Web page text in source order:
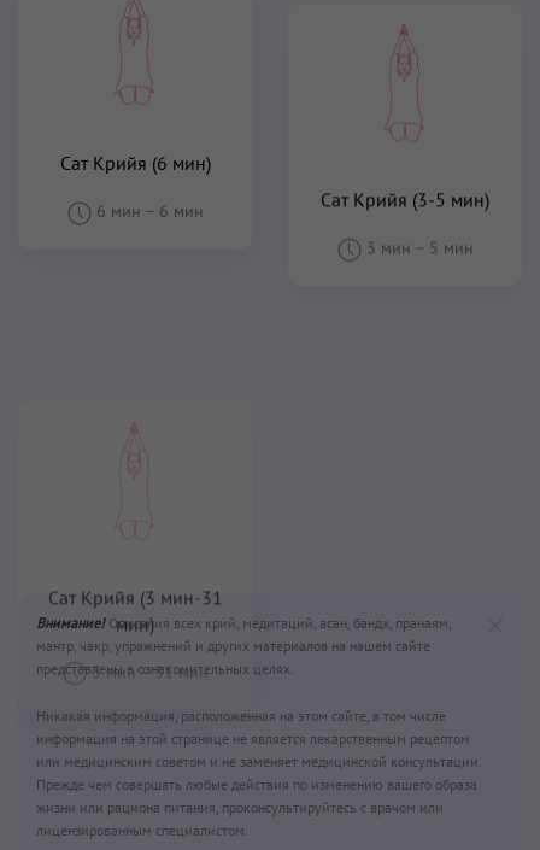
Сат Крийя (6 мин)
6 мин – 6 мин
Сат Крийя (3-5 мин)
3 мин 5 мин
Сат Крийя (3 мин-31
мин)
Внимание!Описания всех крий, медитаций, асан, бандх, пранаям,
мантр, чакр, упражнений и других материалов на нашем сайте
представлены в ознакомительных целях.
Никакая информация, расположенная на этом сайте, в том числе
информация на этой странице не является лекарственным рецептом
или медицинским советом и не заменяет медицинской консультации.
Прежде чем совершать любые действия по изменению вашего образа
жизни или рациона питания, проконсультируйтесь с врачом или
лицензированным специалистом.